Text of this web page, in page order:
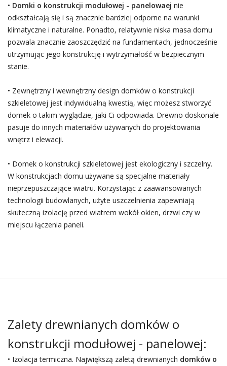
• Domki o konstrukcji modułowej - panelowaej nie
odkształcają się i są znacznie bardziej odporne na warunki
klimatyczne i naturalne. Ponadto, relatywnie niska masa domu
pozwala znacznie zaoszczędzić na fundamentach, jednocześnie
utrzymując jego konstrukcję i wytrzymałość w bezpiecznym
stanie.
• Zewnętrzny i wewnętrzny design domków o konstrukcji
szkieletowej jest indywidualną kwestią, więc możesz stworzyć
domek o takim wyglądzie, jaki Ci odpowiada. Drewno doskonale
pasuje do innych materiałów używanych do projektowania
wnętrz i elewacji.
• Domek o konstrukcji szkieletowej jest ekologiczny i szczelny.
W konstrukcjach domu używane są specjalne materiały
nieprzepuszczające wiatru. Korzystając z zaawansowanych
technologii budowlanych, użyte uszczelnienia zapewniają
skuteczną izolację przed wiatrem wokół okien, drzwi czy w
miejscu łączenia paneli.
Zalety drewnianych domków o
konstrukcji modułowej - panelowej:
• Izolacja termiczna. Największą zaletą drewnianych domków o